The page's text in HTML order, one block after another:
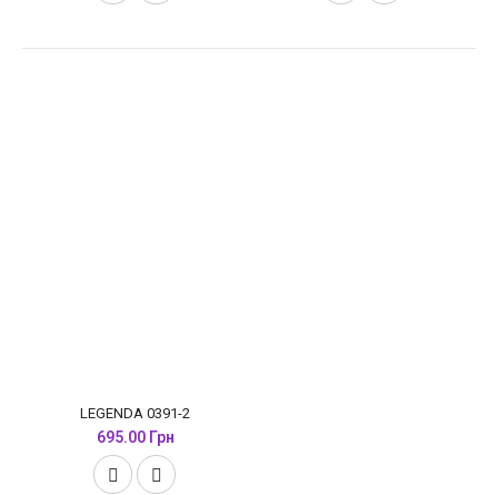
LEGENDA 0391-2
695.00 Грн